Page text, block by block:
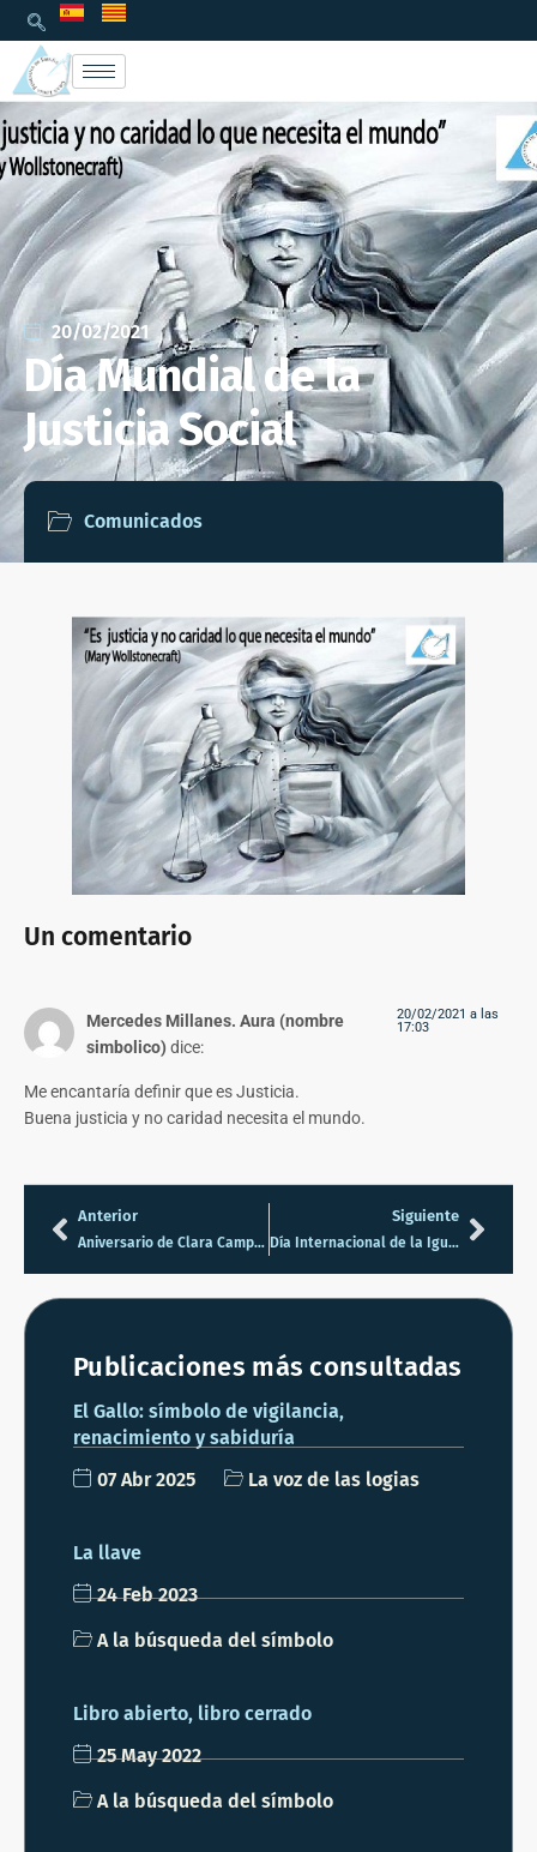
20/02/2021
Día Mundial de la
Justicia Social
Comunicados
Un comentario
Mercedes Millanes. Aura (nombre
simbolico) dice:
20/02/2021 a las
17:03
Me encantaría definir que es Justicia.
Buena justicia y no caridad necesita el mundo.
Anterior
Aniversario de Clara Campoamor
Siguiente
Día Internacional de la Igualdad Salarial
Publicaciones más consultadas
El Gallo: símbolo de vigilancia,
renacimiento y sabiduría
07 Abr 2025
La voz de las logias
La llave
24 Feb 2023
A la búsqueda del símbolo
Libro abierto, libro cerrado
25 May 2022
A la búsqueda del símbolo